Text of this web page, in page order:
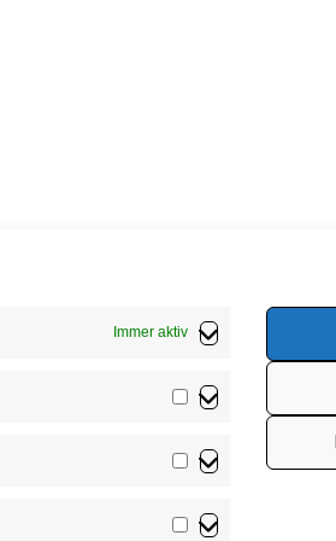
Immer aktiv
Vorlieben
Statistiken
Marketing